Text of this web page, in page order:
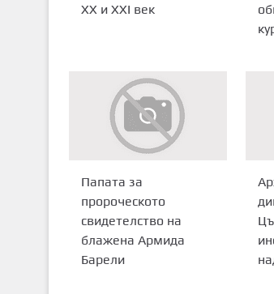
XX и XXI век
Папата за
пророческото
свидетелство на
блажена Армида
Барели